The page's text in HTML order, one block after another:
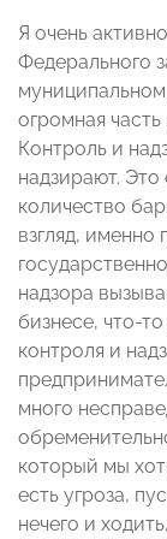
Я очень
Федерального
огромная
Контроль и
надзирают. Это
количество
взгляд, именно
надзора
бизнесе, что-
контроля и
много
который мы
есть угроза,
нечего и